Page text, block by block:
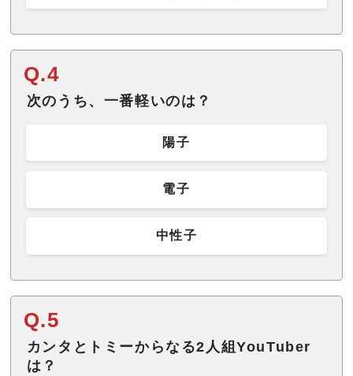
Q.4
次のうち、一番軽いのは？
陽子
電子
中性子
Q.5
カンタとトミーからなる2人組YouTuber
は？